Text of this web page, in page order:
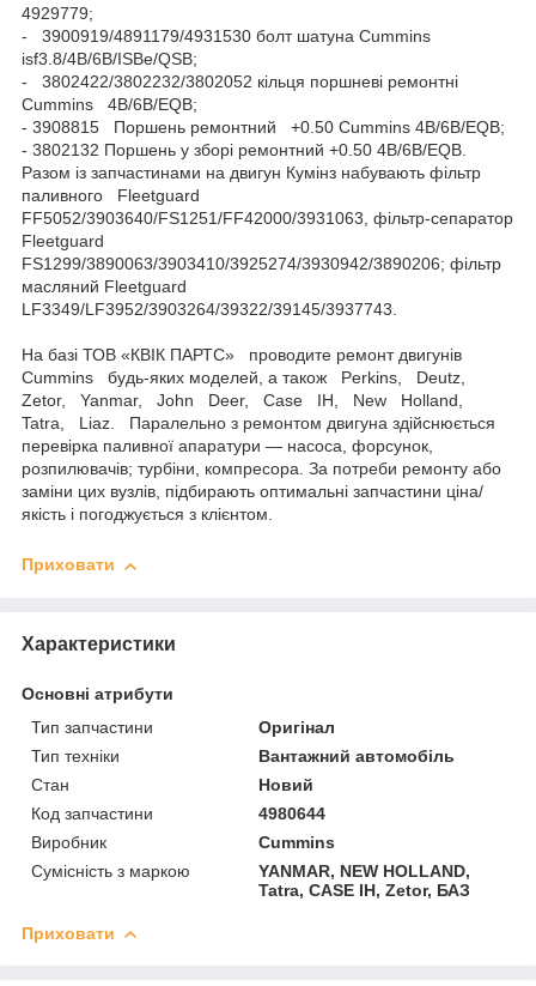
4929779;
- 3900919/4891179/4931530 болт шатуна Cummins
isf3.8/4B/6B/ISBe/QSB;
- 3802422/3802232/3802052 кільця поршневі ремонтні
Cummins 4B/6B/EQB;
- 3908815 Поршень ремонтний +0.50 Cummins 4B/6B/EQB;
- 3802132 Поршень у зборі ремонтний +0.50 4B/6B/EQB.
Разом із запчастинами на двигун Кумінз набувають фільтр
паливного Fleetguard
FF5052/3903640/FS1251/FF42000/3931063, фільтр-сепаратор
Fleetguard
FS1299/3890063/3903410/3925274/3930942/3890206; фільтр
масляний Fleetguard
LF3349/LF3952/3903264/39322/39145/3937743.
На базі ТОВ «КВІК ПАРТС» проводите ремонт двигунів
Cummins будь-яких моделей, а також Perkins, Deutz,
Zetor, Yanmar, John Deer, Case IH, New Holland,
Tatra, Liaz. Паралельно з ремонтом двигуна здійснюється
перевірка паливної апаратури — насоса, форсунок,
розпилювачів; турбіни, компресора. За потреби ремонту або
заміни цих вузлів, підбирають оптимальні запчастини ціна/
якість і погоджується з клієнтом.
Приховати
Характеристики
Основні атрибути
Тип запчастини
Оригінал
Тип техніки
Вантажний автомобіль
Стан
Новий
Код запчастини
4980644
Виробник
Cummins
Сумісність з маркою
YANMAR, NEW HOLLAND,
Tatra, CASE IH, Zetor, БАЗ
Приховати